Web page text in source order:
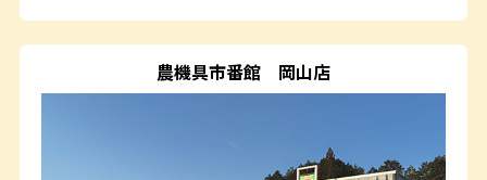
農機具市番館 岡山店